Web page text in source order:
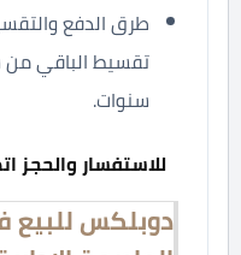
سنوات.
للاستفسار والحجز
دوبلكس للبيع